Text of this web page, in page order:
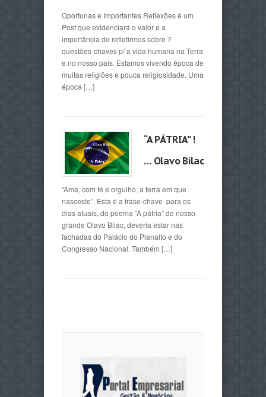
Oportunas e Importantes Reflexões é um
Post que evidenciará o valor e a
importância de refletirmos sobre 7
questões-chaves p/ a vida humana na Terra
e no nosso país. Estamos vivendo época de
muitas religiões e pouca religiosidade. Uma
época […]
“A PÁTRIA” !
… Olavo Bilac
“Ama, com fé e orgulho, a terra em que
nasceste”. Esta é a frase-chave para os
dias atuais, do poema “A pátria” de nosso
grande Olavo Bilac, deveria estar nas
fachadas do Palácio do Planalto e do
Congresso Nacional. Também […]